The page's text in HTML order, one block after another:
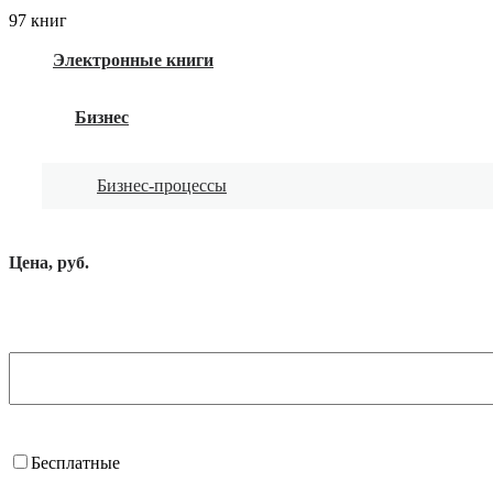
97 книг
Электронные книги
Бизнес
Бизнес-процессы
Цена, руб.
Бесплатные